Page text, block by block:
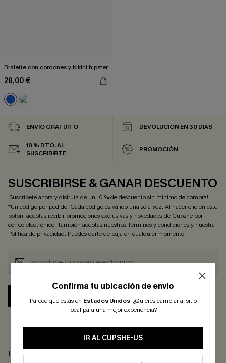
Bralette con cordones y bikini hipster
28,00 €
Confirma tu ubicación de envío
Parece que estás en Estados Unidos. ¿Quieres cambiar al sitio
local para una mejor experiencia?
IR AL CUPSHE-US
ENVÍO GRATUITO DEVOLUCIÓN EN 30 DÍAS
10 % DTO. AL
SUSCRIBIRTE
PROMOCIÓN
SUSCRIBIRSE & GANAR DESCUENTO
¡Suscríbete ahora y disfruta de un 10 % de descuento sin mínimo de compra!
*Un código por pedido. Cada código es válido una sola vez. Al hacer clic en este
botón, aceptas recibir promociones exclusivas y novedades de Cupshe por
correo electrónico. También aceptas nuestrosTérminos y condicionesy nuestra
Política de privacidad. Puedes darte de baja en cualquier momento.
INFO DE EMPRESA
AYUDA